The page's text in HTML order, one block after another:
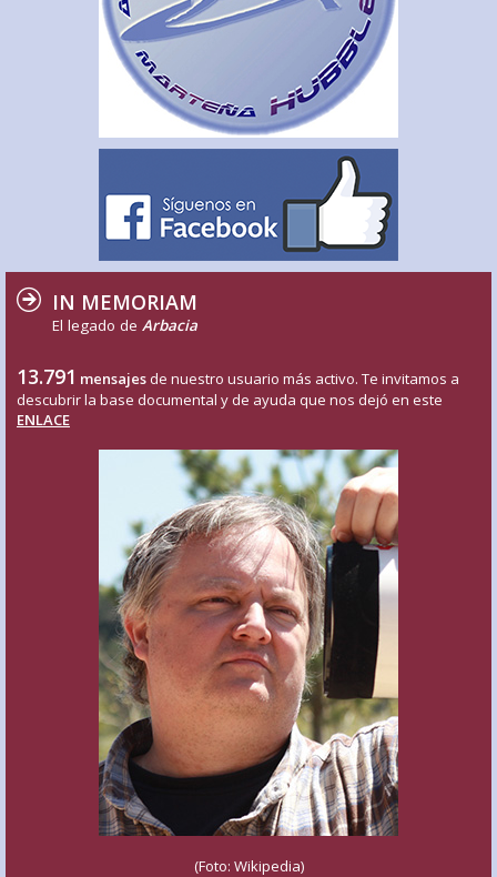
IN MEMORIAM
El legado de Arbacia
13.791 mensajes de nuestro usuario más activo. Te invitamos a
descubrir la base documental y de ayuda que nos dejó en este
ENLACE
(Foto: Wikipedia)